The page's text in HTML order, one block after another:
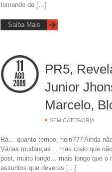
tomando de […]
Saiba Mais
PR5,
Junior
Marcelo,
SEM CATEGORIA
Rá… quanto tempo, hein??? Ainda
Várias mudanças… mas creio que
post, muito longo… mais longo que
assuntos que deveras […]